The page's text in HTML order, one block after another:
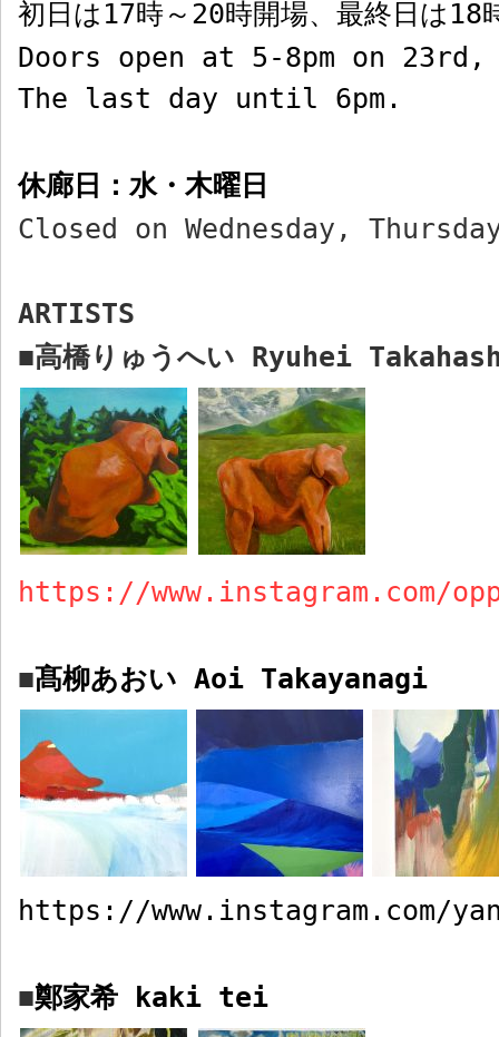
初日は 17時～ 20時開場、最終日は 18
Doors open at 5-8pm on
The last day until 6pm.
休廊日：水・木曜日
Closed on Wednesday,
ARTISTS
■高橋りゅうへい Ryuhei
https://www.instagram.com/
■髙柳あおい Aoi Takayanagi
https://www.instagram.com/
■鄭家希 kaki tei